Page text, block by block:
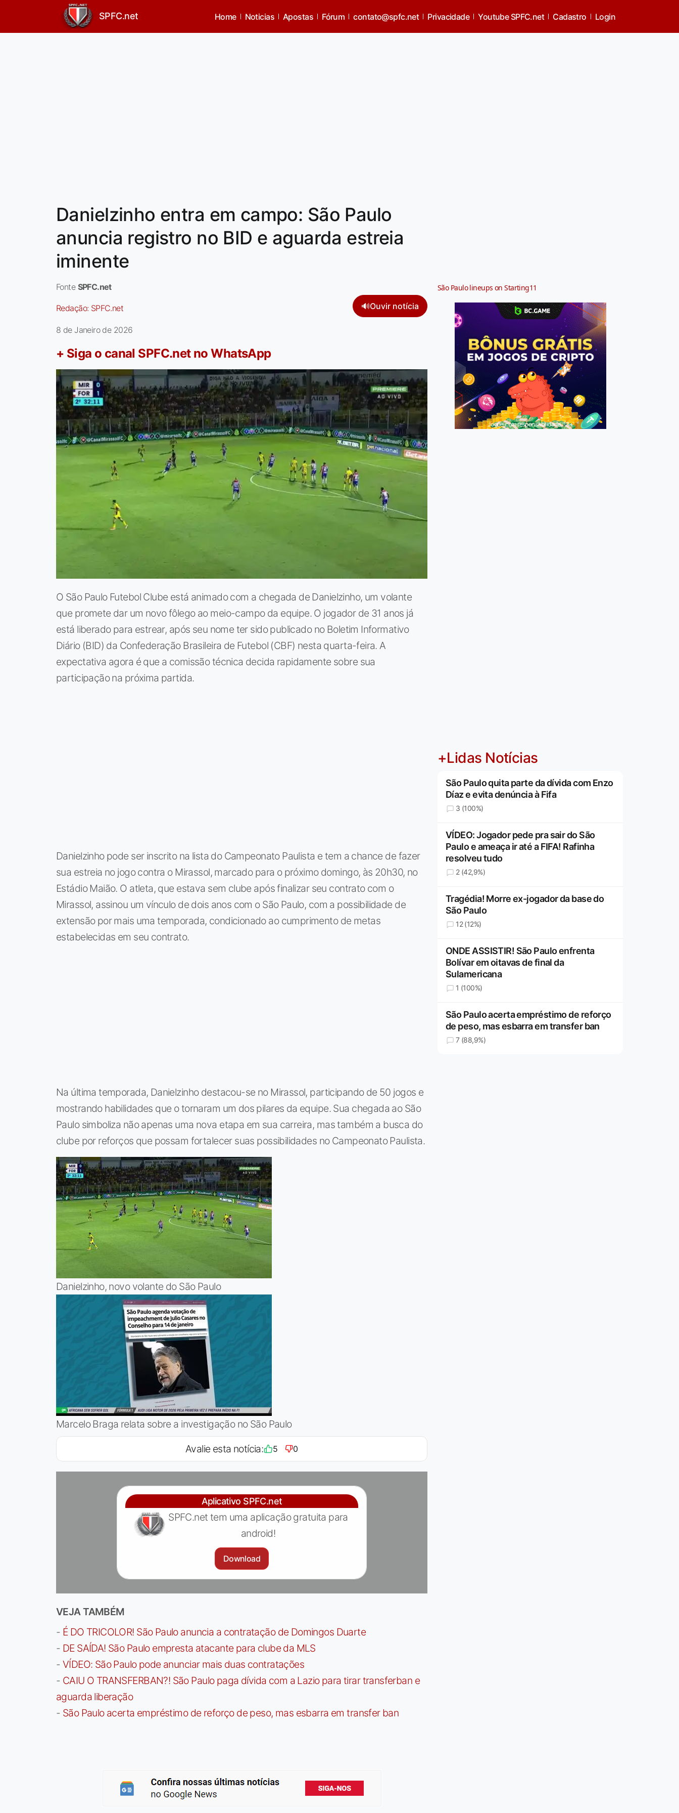
SPFC.net Home Noticias Apostas Fórum contato@spfc.net Privacidade Youtube SPFC.net Cadastro Login
Danielzinho entra em campo: São Paulo
anuncia registro no BID e aguarda estreia
iminente
Fonte SPFC.net
Redação: SPFC.net 🔊Ouvir notícia
8 de Janeiro de 2026
+ Siga o canal SPFC.net no WhatsApp
O São Paulo Futebol Clube está animado com a chegada de Danielzinho, um volante
que promete dar um novo fôlego ao meio-campo da equipe. O jogador de 31 anos já
está liberado para estrear, após seu nome ter sido publicado no Boletim Informativo
Diário (BID) da Confederação Brasileira de Futebol (CBF) nesta quarta-feira. A
expectativa agora é que a comissão técnica decida rapidamente sobre sua
participação na próxima partida.
Danielzinho pode ser inscrito na lista do Campeonato Paulista e tem a chance de fazer
sua estreia no jogo contra o Mirassol, marcado para o próximo domingo, às 20h30, no
Estádio Maião. O atleta, que estava sem clube após finalizar seu contrato com o
Mirassol, assinou um vínculo de dois anos com o São Paulo, com a possibilidade de
extensão por mais uma temporada, condicionado ao cumprimento de metas
estabelecidas em seu contrato.
Na última temporada, Danielzinho destacou-se no Mirassol, participando de 50 jogos e
mostrando habilidades que o tornaram um dos pilares da equipe. Sua chegada ao São
Paulo simboliza não apenas uma nova etapa em sua carreira, mas também a busca do
clube por reforços que possam fortalecer suas possibilidades no Campeonato Paulista.
Danielzinho, novo volante do São Paulo
Marcelo Braga relata sobre a investigação no São Paulo
Avalie esta notícia: 5 0
Aplicativo SPFC.net
SPFC.net tem uma aplicação gratuita para
android!
Download
VEJA TAMBÉM
- É DO TRICOLOR! São Paulo anuncia a contratação de Domingos Duarte
- DE SAÍDA! São Paulo empresta atacante para clube da MLS
- VÍDEO: São Paulo pode anunciar mais duas contratações
- CAIU O TRANSFERBAN?! São Paulo paga dívida com a Lazio para tirar transferban e
aguarda liberação
- São Paulo acerta empréstimo de reforço de peso, mas esbarra em transfer ban
São Paulo lineups on Starting11
Jogue com responsabilidade. 18+
+Lidas Notícias
São Paulo quita parte da dívida com Enzo
Díaz e evita denúncia à Fifa
3 (100%)
VÍDEO: Jogador pede pra sair do São
Paulo e ameaça ir até a FIFA! Rafinha
resolveu tudo
2 (42,9%)
Tragédia! Morre ex-jogador da base do
São Paulo
12 (12%)
ONDE ASSISTIR! São Paulo enfrenta
Bolívar em oitavas de final da
Sulamericana
1 (100%)
São Paulo acerta empréstimo de reforço
de peso, mas esbarra em transfer ban
7 (88,9%)